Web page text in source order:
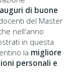
di buone
del Master
nell'anno
in questa
la migliore
personali e